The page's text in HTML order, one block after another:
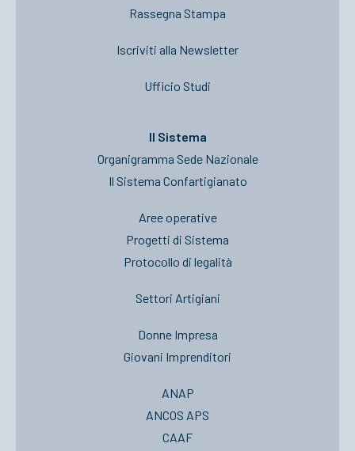
Rassegna Stampa
Iscriviti alla Newsletter
Ufficio Studi
Il Sistema
Organigramma Sede Nazionale
Il Sistema Confartigianato
Aree operative
Progetti di Sistema
Protocollo di legalità
Settori Artigiani
Donne Impresa
Giovani Imprenditori
ANAP
ANCOS APS
CAAF